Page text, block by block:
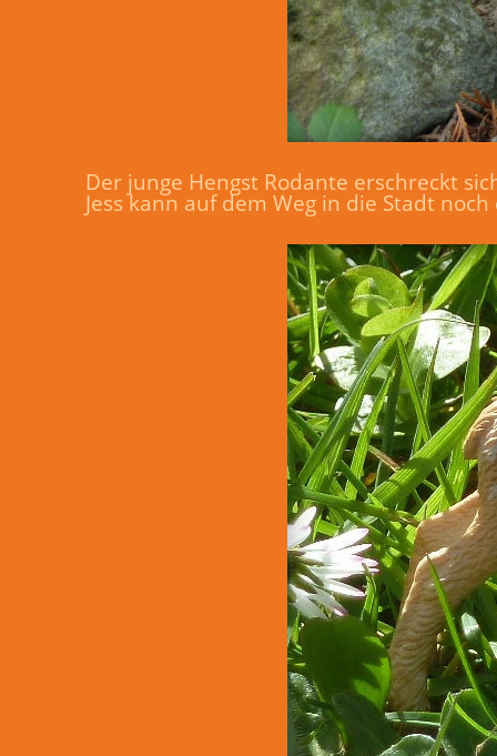
Der junge Hengst Rodante erschreckt
Jess kann auf dem Weg in die Stadt